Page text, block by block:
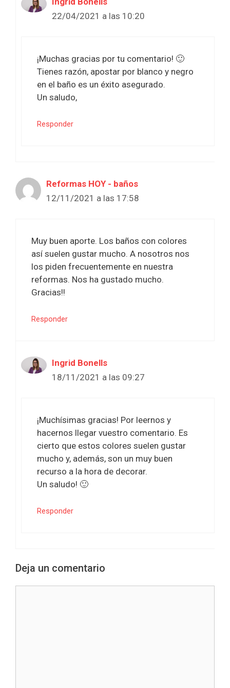
22/04/2021 a las 10:20
¡Muchas gracias por tu comentario! 🙂
Tienes razón, apostar por blanco y negro
en el baño es un éxito asegurado.
Un saludo,
Responder
Reformas HOY - baños
12/11/2021 a las 17:58
Muy buen aporte. Los baños con colores
así suelen gustar mucho. A nosotros nos
los piden frecuentemente en nuestra
reformas. Nos ha gustado mucho.
Gracias!!
Responder
Ingrid Bonells
18/11/2021 a las 09:27
¡Muchísimas gracias! Por leernos y
hacernos llegar vuestro comentario. Es
cierto que estos colores suelen gustar
mucho y, además, son un muy buen
recurso a la hora de decorar.
Un saludo! 🙂
Responder
Deja un comentario